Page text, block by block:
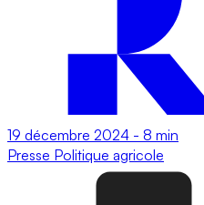
19 décembre 2024 - 8 min
Presse Politique agricole